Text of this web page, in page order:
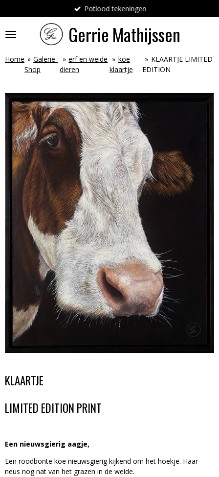
direct
naar
de
Gerrie Mathijssen
Potlood tekeningen
Home » Galerie-
Shop
» erf en weide
dieren
» koe
klaartje
» KLAARTJE LIMITED
EDITION
KLAARTJE
LIMITED EDITION PRINT
Een nieuwsgierig aagje,
Een roodbonte koe nieuwsgierig kijkend om het hoekje. Haar
neus nog nat van het grazen in de weide.